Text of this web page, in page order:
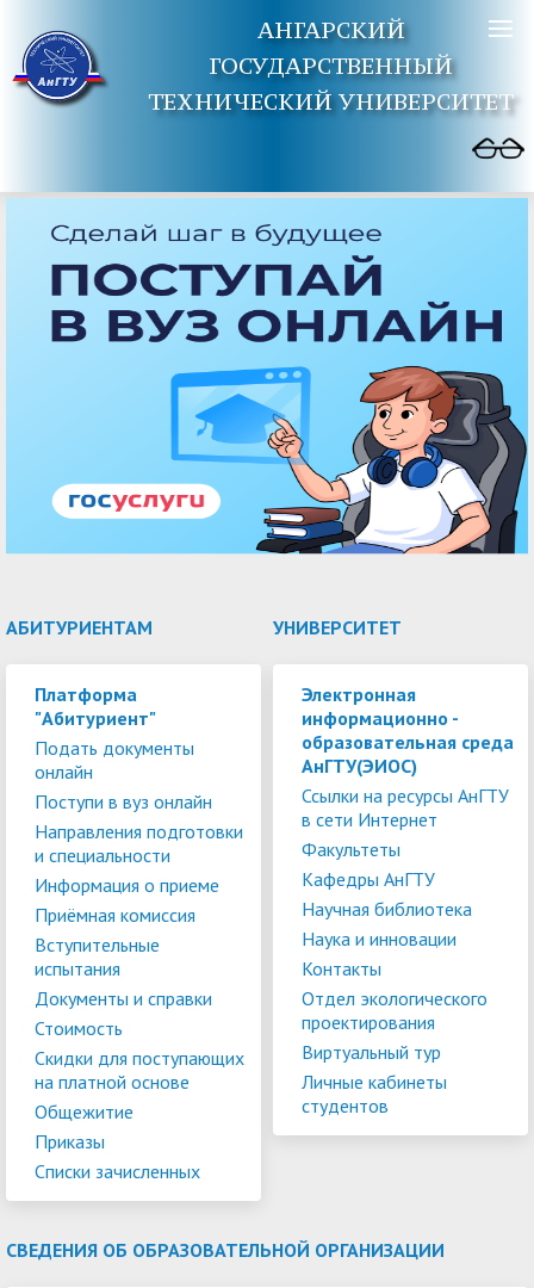
АНГАРСКИЙ
ГОСУДАРСТВЕННЫЙ
ТЕХНИЧЕСКИЙ УНИВЕРСИТЕТ
АБИТУРИЕНТАМ
Платформа
"Абитуриент"
Подать документы
онлайн
Поступи в вуз онлайн
Направления подготовки
и специальности
Информация о приеме
Приёмная комиссия
Вступительные
испытания
Документы и справки
Стоимость
Скидки для поступающих
на платной основе
Общежитие
Приказы
Списки зачисленных
УНИВЕРСИТЕТ
Электронная
информационно -
образовательная среда
АнГТУ(ЭИОС)
Ссылки на ресурсы АнГТУ
в сети Интернет
Факультеты
Кафедры АнГТУ
Научная библиотека
Наука и инновации
Контакты
Отдел экологического
проектирования
Виртуальный тур
Личные кабинеты
студентов
СВЕДЕНИЯ ОБ ОБРАЗОВАТЕЛЬНОЙ ОРГАНИЗАЦИИ